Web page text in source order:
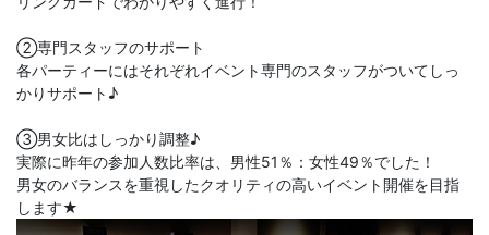
②専門スタッフのサポート
各パーティーにはそれぞれイベント専門のスタッフがついてしっ
かりサポート♪
③男女比はしっかり調整♪
実際に昨年の参加人数比率は、男性51％：女性49％でした！
男女のバランスを重視したクオリティの高いイベント開催を目指
します★